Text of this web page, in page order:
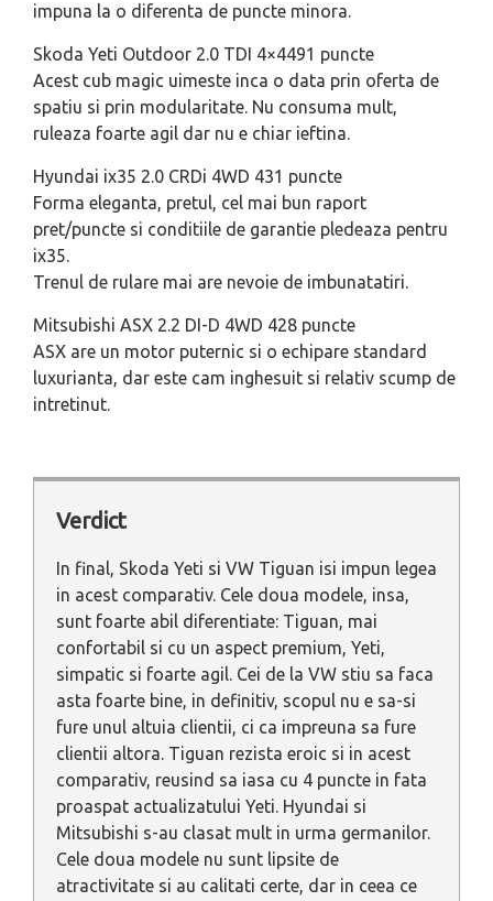
impuna la o diferenta de puncte minora.
Skoda Yeti Outdoor 2.0 TDI 4×4491 puncte
Acest cub magic uimeste inca o data prin oferta de
spatiu si prin modularitate. Nu consuma mult,
ruleaza foarte agil dar nu e chiar ieftina.
Hyundai ix35 2.0 CRDi 4WD 431 puncte
Forma eleganta, pretul, cel mai bun raport
pret/puncte si conditiile de garantie pledeaza pentru
ix35.
Trenul de rulare mai are nevoie de imbunatatiri.
Mitsubishi ASX 2.2 DI-D 4WD 428 puncte
ASX are un motor puternic si o echipare standard
luxurianta, dar este cam inghesuit si relativ scump de
intretinut.
Verdict
In final, Skoda Yeti si VW Tiguan isi impun legea
in acest comparativ. Cele doua modele, insa,
sunt foarte abil diferentiate: Tiguan, mai
confortabil si cu un aspect premium, Yeti,
simpatic si foarte agil. Cei de la VW stiu sa faca
asta foarte bine, in definitiv, scopul nu e sa-si
fure unul altuia clientii, ci ca impreuna sa fure
clientii altora. Tiguan rezista eroic si in acest
comparativ, reusind sa iasa cu 4 puncte in fata
proaspat actualizatului Yeti. Hyundai si
Mitsubishi s-au clasat mult in urma germanilor.
Cele doua modele nu sunt lipsite de
atractivitate si au calitati certe, dar in ceea ce